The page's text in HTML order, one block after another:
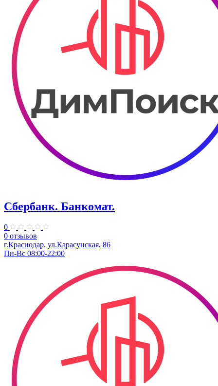
Сбербанк. Банкомат.
0
0 отзывов
г.Краснодар, ул.​​Карасунская, 86
Пн-Вс 08:00-22:00